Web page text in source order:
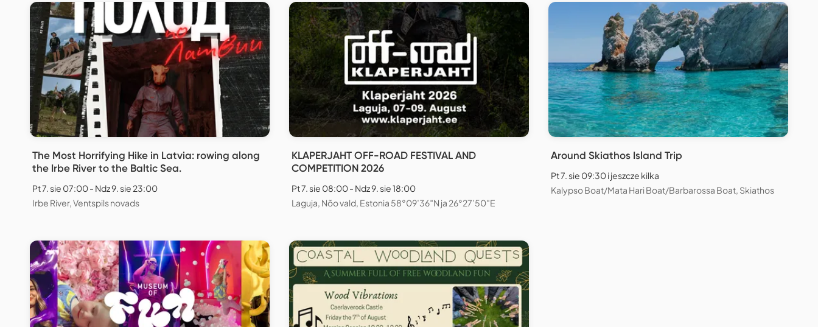
The Most Horrifying Hike in Latvia: rowing along
the Irbe River to the Baltic Sea.
Pt 7. sie 07:00 - Ndz 9. sie 23:00
Irbe River, Ventspils novads
KLAPERJAHT OFF-ROAD FESTIVAL AND
COMPETITION 2026
Pt 7. sie 08:00 - Ndz 9. sie 18:00
Laguja, Nõo vald, Estonia 58°09’36″N ja 26°27’50″E
Around Skiathos Island Trip
Pt 7. sie 09:30 i jeszcze kilka
Kalypso Boat/Mata Hari Boat/Barbarossa Boat, Skiathos